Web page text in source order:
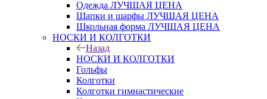
Одежда ЛУЧШАЯ ЦЕНА
Шапки и шарфы ЛУЧШАЯ ЦЕНА
Школьная форма ЛУЧШАЯ ЦЕНА
НОСКИ И КОЛГОТКИ
Назад
НОСКИ И КОЛГОТКИ
Гольфы
Колготки
Колготки гимнастические